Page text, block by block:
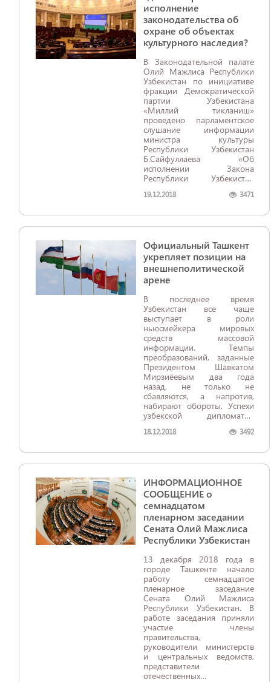
исполнение
законодательства об
охране об объектах
культурного наследия?
В Законодательной палате
Олий Мажлиса Республики
Узбекистан по инициативе
фракции Демократической
партии Узбекистана
«Миллий тикланиш»
проведено парламентское
слушание информации
министра культуры
Республики Узбекистан
Б.Сайфуллаева «Об
исполнении Закона
Республики Узбекистан
использовании объектов
19.12.2018 3471
Официальный Ташкент
укрепляет позиции на
внешнеполитической
арене
​​​​​​​В последнее время
Узбекистан все чаще
выступает в роли
ньюсмейкера мировых
средств массовой
информации. Темпы
преобразований, заданные
Президентом Шавкатом
Мирзиёевым два года
назад, не только не
сбавляются, а напротив,
набирают обороты. Успехи
узбекской дипломатии
резонанс в экспертных
18.12.2018 3492
ИНФОРМАЦИОННОЕ
СООБЩЕНИЕ о
семнадцатом
пленарном заседании
Сената Олий Мажлиса
Республики Узбекистан
13 декабря 2018 года в
городе Ташкенте начало
работу семнадцатое
пленарное заседание
Сената Олий Мажлиса
Республики Узбекистан. В
работе заседания приняли
участие члены
правительства,
руководители министерств
и центральных ведомств,
представители
отечественных и